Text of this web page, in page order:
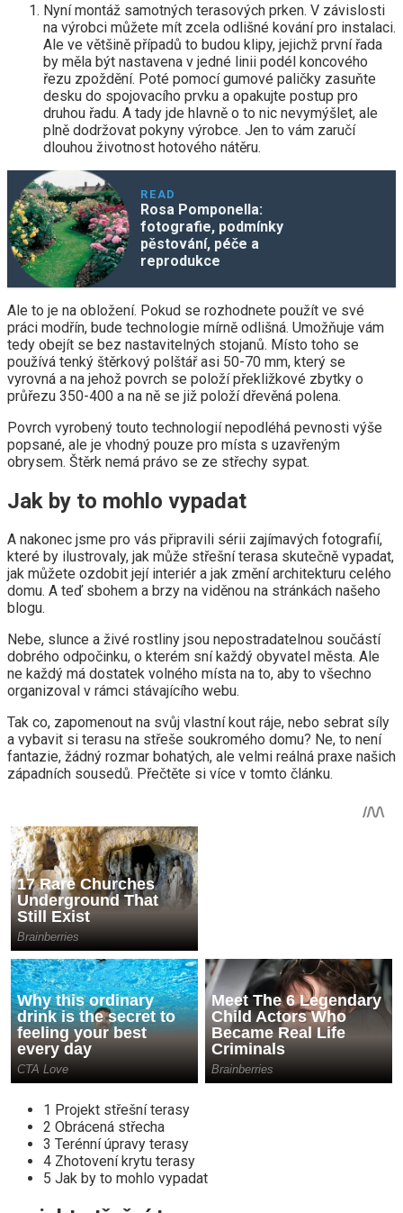
Nyní montáž samotných terasových prken. V závislosti
na výrobci můžete mít zcela odlišné kování pro instalaci.
Ale ve většině případů to budou klipy, jejichž první řada
by měla být nastavena v jedné linii podél koncového
řezu zpoždění. Poté pomocí gumové paličky zasuňte
desku do spojovacího prvku a opakujte postup pro
druhou řadu. A tady jde hlavně o to nic nevymýšlet, ale
plně dodržovat pokyny výrobce. Jen to vám zaručí
dlouhou životnost hotového nátěru.
READ
Rosa Pomponella:
fotografie, podmínky
pěstování, péče a
reprodukce
Ale to je na obložení. Pokud se rozhodnete použít ve své
práci modřín, bude technologie mírně odlišná. Umožňuje vám
tedy obejít se bez nastavitelných stojanů. Místo toho se
používá tenký štěrkový polštář asi 50-70 mm, který se
vyrovná a na jehož povrch se položí překližkové zbytky o
průřezu 350-400 a na ně se již položí dřevěná polena.
Povrch vyrobený touto technologií nepodléhá pevnosti výše
popsané, ale je vhodný pouze pro místa s uzavřeným
obrysem. Štěrk nemá právo se ze střechy sypat.
Jak by to mohlo vypadat
A nakonec jsme pro vás připravili sérii zajímavých fotografií,
které by ilustrovaly, jak může střešní terasa skutečně vypadat,
jak můžete ozdobit její interiér a jak změní architekturu celého
domu. A teď sbohem a brzy na viděnou na stránkách našeho
blogu.
Nebe, slunce a živé rostliny jsou nepostradatelnou součástí
dobrého odpočinku, o kterém sní každý obyvatel města. Ale
ne každý má dostatek volného místa na to, aby to všechno
organizoval v rámci stávajícího webu.
Tak co, zapomenout na svůj vlastní kout ráje, nebo sebrat síly
a vybavit si terasu na střeše soukromého domu? Ne, to není
fantazie, žádný rozmar bohatých, ale velmi reálná praxe našich
západních sousedů. Přečtěte si více v tomto článku.
1 Projekt střešní terasy
2 Obrácená střecha
3 Terénní úpravy terasy
4 Zhotovení krytu terasy
5 Jak by to mohlo vypadat